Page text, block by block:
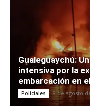
Gualeguaychú:
intensiva por la
embarcación en
Policiales 8 de agosto